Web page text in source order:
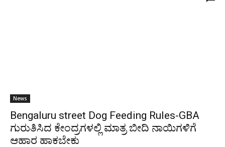
News
Bengaluru street Dog Feeding Rules-GBA
ಗುರುತಿಸಿದ ಕೇಂದ್ರಗಳಲ್ಲಿ ಮಾತ್ರ ಬೀದಿ ನಾಯಿಗಳಿಗೆ
ಆಹಾರ ಹಾಕಬೇಕು